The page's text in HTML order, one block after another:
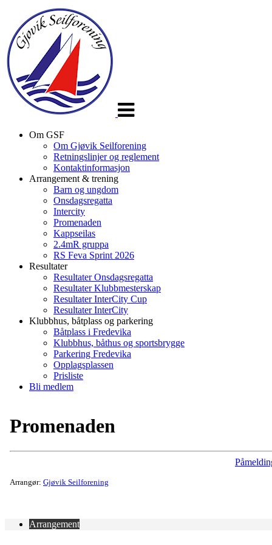
Om GSF
Om Gjøvik Seilforening
Retningslinjer og reglement
Kontaktinformasjon
Arrangement & trening
Barn og ungdom
Onsdagsregatta
Intercity
Promenaden
Kappseilas
2.4mR gruppa
RS Feva Sprint 2026
Resultater
Resultater Onsdagsregatta
Resultater Klubbmesterskap
Resultater InterCity Cup
Resultater InterCity
Klubbhus, båtplass og parkering
Båtplass i Fredevika
Klubbhus, båthus og sportsbrygge
Parkering Fredevika
Opplagsplassen
Prisliste
Bli medlem
Promenaden
Arrangør: Gjøvik Seilforening
Arrangement